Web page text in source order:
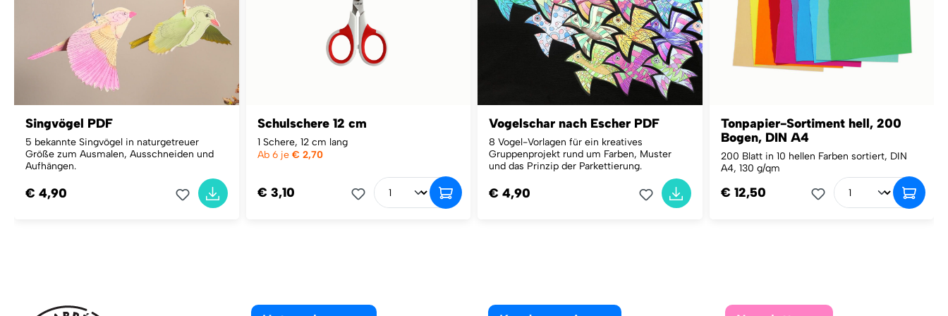
Singvögel PDF
5 bekannte Singvögel in naturgetreuer
Größe zum Ausmalen, Ausschneiden und
Aufhängen.
€ 4,90
Schulschere 12 cm
1 Schere, 12 cm lang
Ab 6 je € 2,70
€ 3,10
Vogelschar nach Escher PDF
8 Vogel-Vorlagen für ein kreatives
Gruppenprojekt rund um Farben, Muster
und das Prinzip der Parkettierung.
€ 4,90
Tonpapier-Sortiment hell, 200
Bogen, DIN A4
200 Blatt in 10 hellen Farben sortiert, DIN
A4, 130 g/qm
€ 12,50